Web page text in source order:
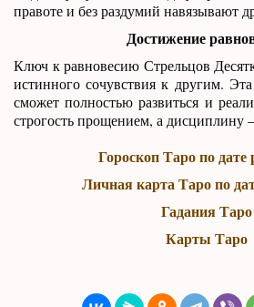
правоте и без раздумий навязывают
Достижение
Ключ к равновесию Стрельцов
истинного сочувствия к другим.
сможет полностью развиться и
строгость прощением, а дисциплину
Гороскоп Таро по дате
Личная карта Таро по
Гадания Таро
Карты Таро